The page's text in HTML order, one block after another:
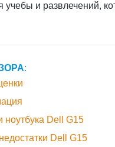
и развлечений,
:
ноутбука Dell G15
Dell G15